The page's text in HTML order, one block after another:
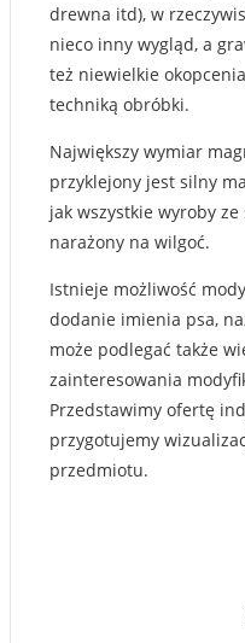
drewna itd), w
nieco inny wygląd, a
też niewielkie
techniką obróbki.
Największy wymiar
przyklejony jest silny
jak wszystkie wyroby
narażony na wilgoć.
Istnieje możliwość
dodanie imienia psa,
może podlegać także
zainteresowania
Przedstawimy ofertę
przygotujemy
przedmiotu.